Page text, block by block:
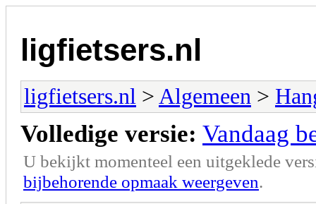
ligfietsers.nl
ligfietsers.nl > Algemeen >
Volledige versie: Vandaag
U bekijkt momenteel een uitgeklede
bijbehorende opmaak weergeven.